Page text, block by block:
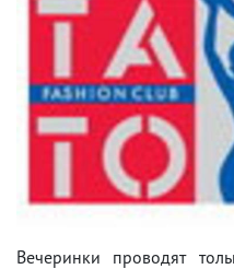
Вечеринки проводят